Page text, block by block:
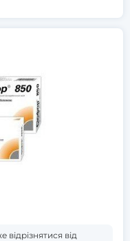
від